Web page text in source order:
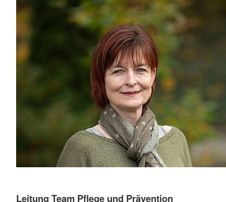
Leitung Team Pflege und Prävention